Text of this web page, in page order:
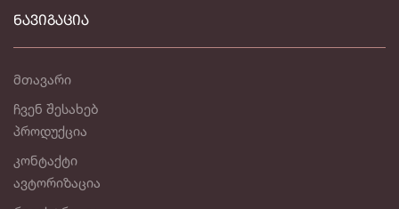
ᲜᲐᲕᲘᲒᲐᲪᲘᲐ
მთავარი
ჩვენ შესახებ
პროდუქცია
კონტაქტი
ავტორიზაცია